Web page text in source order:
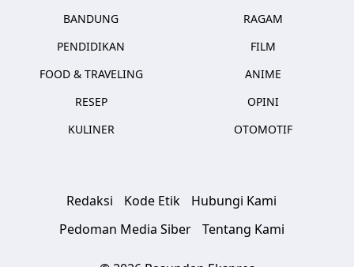
BANDUNG
PENDIDIKAN
FOOD & TRAVELING
RESEP
KULINER
RAGAM
FILM
ANIME
OPINI
OTOMOTIF
Redaksi Kode Etik
Hubungi Kami
Pedoman Media Siber
Tentang Kami